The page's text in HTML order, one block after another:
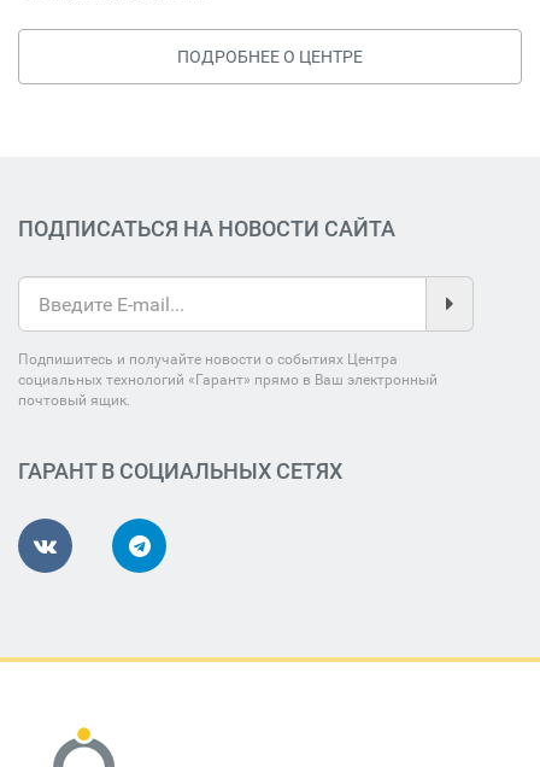
ПОДРОБНЕЕ О ЦЕНТРЕ
ПОДПИСАТЬСЯ НА НОВОСТИ САЙТА
Подпишитесь и получайте новости о событиях Центра
социальных технологий «Гарант» прямо в Ваш электронный
почтовый ящик.
ГАРАНТ В СОЦИАЛЬНЫХ СЕТЯХ